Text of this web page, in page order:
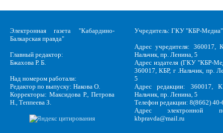
Электронная газета "Кабардино-
Балкарская правда"
Главный редактор:
Бжахова Р. Б.
Над номером работали:
Редактор по выпуску: Накова О.
Корректоры: Максидова Р., Петрова
Н., Теппеева З.
Учредитель: ГКУ "КБР-Медиа"
Адрес учредителя: 360017,
Нальчик, пр. Ленина, 5
Адрес издателя (ГКУ "КБР-
360017, КБР, г .Нальчик, пр.
5
Адрес редакции: 360017,
Нальчик, пр. Ленина, 5
Телефон редакции: 8(8662)
Адрес электронной
kbpravda@mail.ru